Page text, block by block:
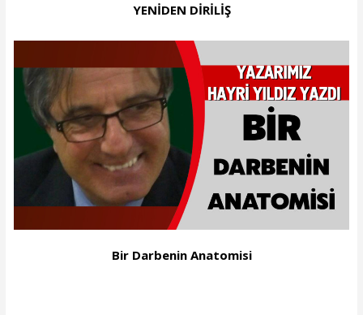
YENİDEN DİRİLİŞ
Bir Darbenin Anatomisi